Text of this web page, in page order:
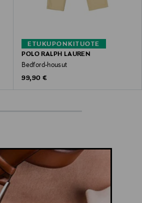
ETUKUPONKITUOTE
POLO RALPH LAUREN
Bedford-housut
Original Price
99,90 €